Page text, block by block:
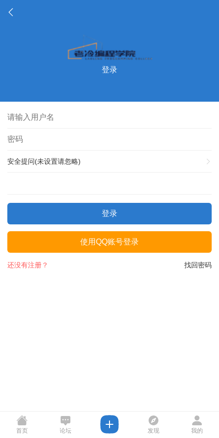
登录
安全提问(未设置请忽略)
登录
使用QQ账号登录
找回密码
还没有注册？
首页 论坛 发现 我的